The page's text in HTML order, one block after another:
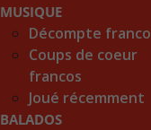
MUSIQUE
Décompte franco
Coups de coeur
francos
Joué récemment
BALADOS